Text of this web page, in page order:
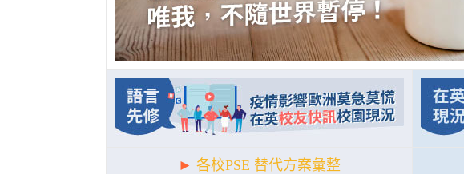
► 各校PSE 替代方案彙整